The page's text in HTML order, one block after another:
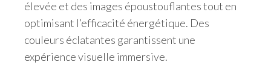
élevée et des images époustouflantes tout en
optimisant l’efficacité énergétique. Des
couleurs éclatantes garantissent une
expérience visuelle immersive.